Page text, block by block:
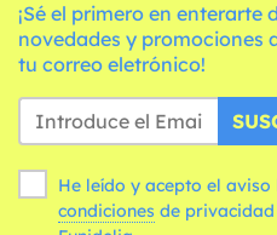
¡Sé el primero en enterarte
novedades y promociones
tu correo eletrónico!
He leído y acepto el aviso
condiciones